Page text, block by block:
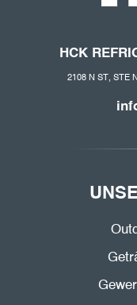
HCK
2108 N ST, STE